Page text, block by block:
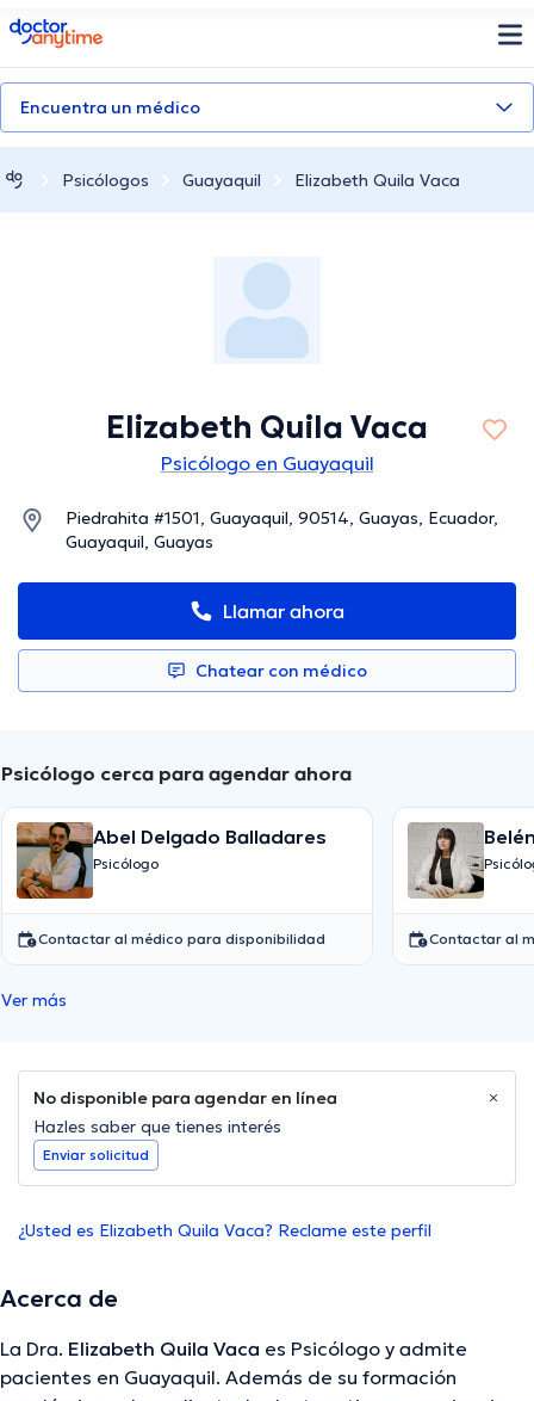
doctoranytime
Encuentra un médico
Psicólogos Guayaquil Elizabeth Quila Vaca
Elizabeth Quila Vaca
Psicólogo en Guayaquil
Piedrahita #1501, Guayaquil, 90514, Guayas, Ecuador,
Guayaquil, Guayas
Llamar ahora
Chatear con médico
Psicólogo cerca para agendar ahora
Abel Delgado Balladares
Psicólogo
Contactar al médico para disponibilidad Contactar al
Ver más
No disponible para agendar en línea
Hazles saber que tienes interés
Enviar solicitud
¿Usted es Elizabeth Quila Vaca? Reclame este perfil
Acerca de
La Dra. Elizabeth Quila Vaca es Psicólogo y admite
pacientes en Guayaquil. Además de su formación